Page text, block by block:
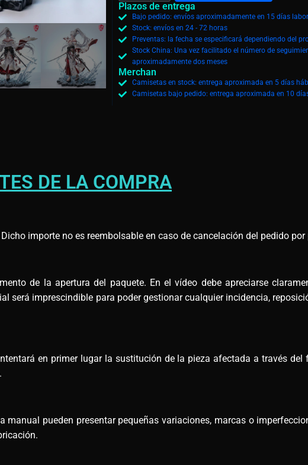
Plazos de entrega
Bajo pedido: envíos aproximadamente en 15 días
Stock: envíos en 24 - 72 horas
Preventas: la fecha se especificará dependiendo del
Stock China: Una vez facilitado el número de
aproximadamente dos meses
Merchan
Camisetas en stock: entrega aproximada en 5 días
Camisetas bajo pedido: entrega aproximada en 10
DE LA COMPRA
importe no es reembolsable en caso de cancelación del pedido por
de la apertura del paquete. En el vídeo debe apreciarse
será imprescindible para poder gestionar cualquier incidencia,
en primer lugar la sustitución de la pieza afectada a través
pueden presentar pequeñas variaciones, marcas o